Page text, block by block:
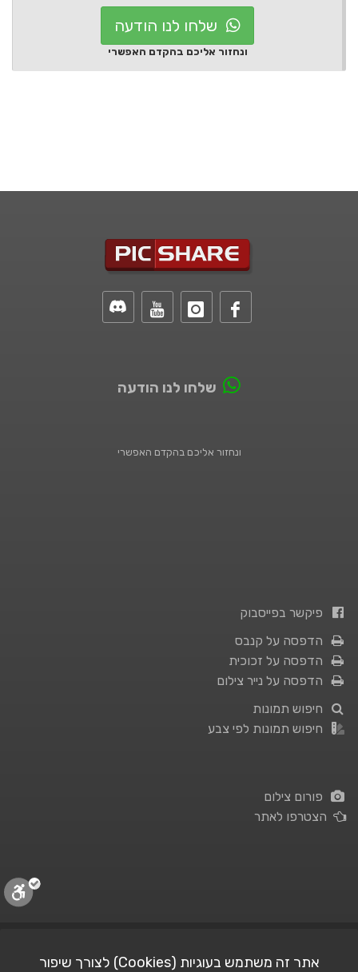
שלחו לנו הודעה
ונחזור אליכם בהקדם האפשרי
שלחו לנו הודעה
ונחזור אליכם בהקדם האפשרי
פיקשר בפייסבוק
הדפסה על קנבס
הדפסה על זכוכית
הדפסה על נייר צילום
חיפוש תמונות
חיפוש תמונות לפי צבע
פורום צילום
הצטרפו לאתר
אתר זה משתמש בעוגיות (Cookies) לצורך שיפור